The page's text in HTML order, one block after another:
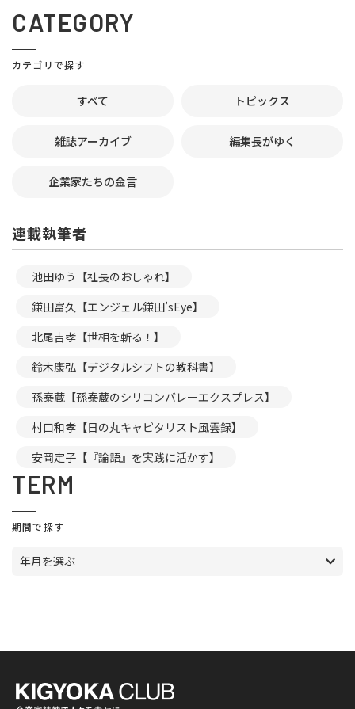
CATEGORY
カテゴリで探す
すべて トピックス
雑誌アーカイブ 編集長がゆく
企業家たちの金言
連載執筆者
池田ゆう【社長のおしゃれ】
鎌田富久【エンジェル鎌田’sEye】
北尾吉孝【世相を斬る！】
鈴木康弘【デジタルシフトの教科書】
孫泰蔵【孫泰蔵のシリコンバレーエクスプレス】
村口和孝【日の丸キャピタリスト風雲録】
安岡定子【『論語』を実践に活かす】
TERM
期間で探す
年月を選ぶ